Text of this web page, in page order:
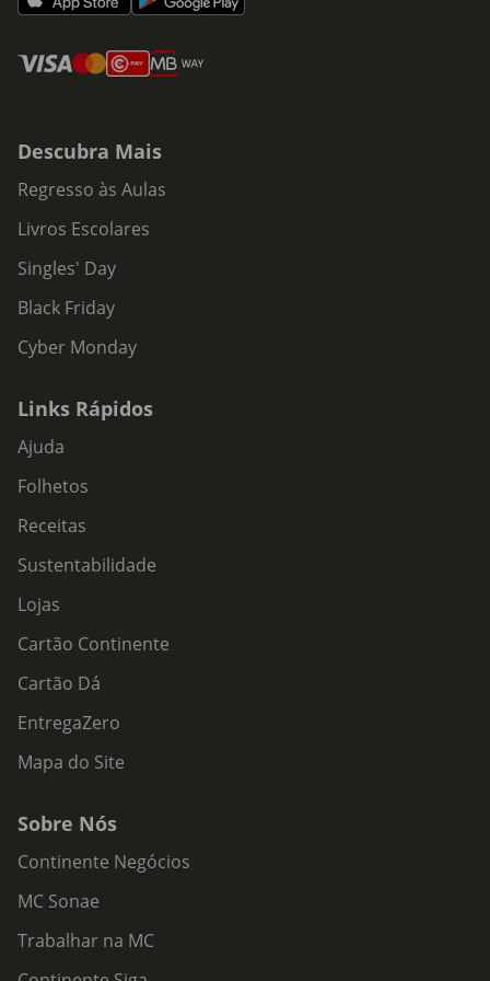
Descubra Mais
Regresso às Aulas
Livros Escolares
Singles' Day
Black Friday
Cyber Monday
Links Rápidos
Ajuda
Folhetos
Receitas
Sustentabilidade
Lojas
Cartão Continente
Cartão Dá
EntregaZero
Mapa do Site
Sobre Nós
Continente Negócios
MC Sonae
Trabalhar na MC